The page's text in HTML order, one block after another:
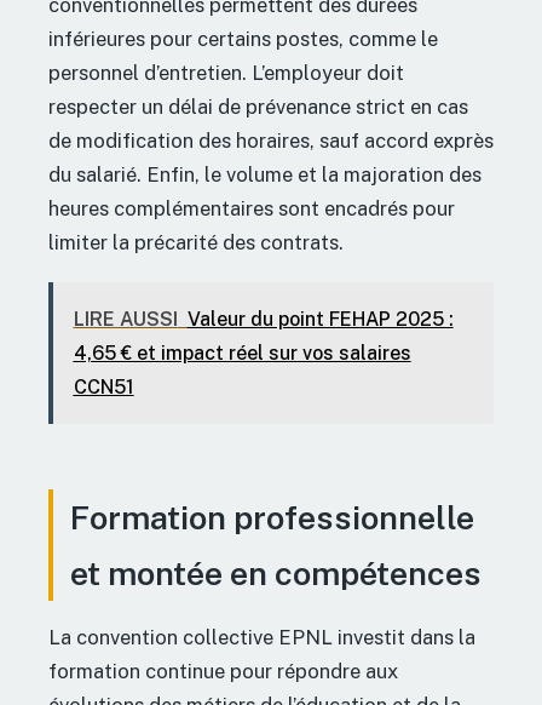
inférieures pour certains postes, comme le
personnel d’entretien. L’employeur doit
respecter un délai de prévenance strict en cas
de modification des horaires, sauf accord exprès
du salarié. Enfin, le volume et la majoration des
heures complémentaires sont encadrés pour
limiter la précarité des contrats.
LIRE AUSSI
Valeur du point FEHAP 2025 :
4,65 € et impact réel sur vos salaires
CCN51
Formation professionnelle
et montée en compétences
La convention collective EPNL investit dans la
formation continue pour répondre aux